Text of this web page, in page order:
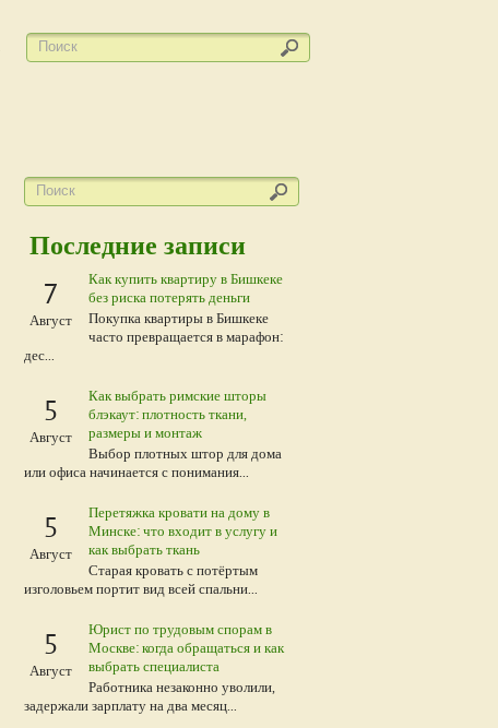
Последние записи
7
Август
Как купить квартиру в Бишкеке
без риска потерять деньги
Покупка квартиры в Бишкеке
часто превращается в марафон:
дес...
5
Август
Как выбрать римские шторы
блэкаут: плотность ткани,
размеры и монтаж
Выбор плотных штор для дома
или офиса начинается с понимания...
5
Август
Перетяжка кровати на дому в
Минске: что входит в услугу и
как выбрать ткань
Старая кровать с потёртым
изголовьем портит вид всей спальни...
5
Август
Юрист по трудовым спорам в
Москве: когда обращаться и как
выбрать специалиста
Работника незаконно уволили,
задержали зарплату на два месяц...